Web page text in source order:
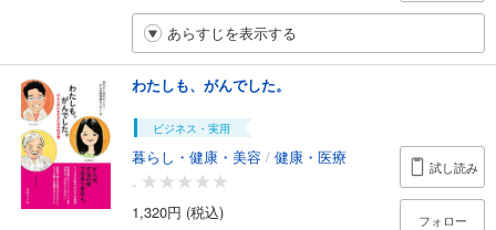
あらすじを表示する
わたしも、がんでした。
ビジネス・実用
暮らし・健康・美容 / 健康・医療
-
1,320円 (税込)
試し読み
フォロー